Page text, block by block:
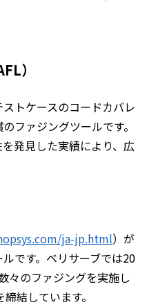
）
トケースのコードカバレ
ファジングツールです。
発見した実績により、広
ja-jp.html）が
です。ベリサーブでは20
々のファジングを実施し
結しています。